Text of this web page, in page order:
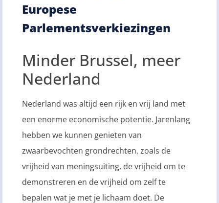
Europese
Parlementsverkiezingen
Minder Brussel, meer
Nederland
Nederland was altijd een rijk en vrij land met
een enorme economische potentie. Jarenlang
hebben we kunnen genieten van
zwaarbevochten grondrechten, zoals de
vrijheid van meningsuiting, de vrijheid om te
demonstreren en de vrijheid om zelf te
bepalen wat je met je lichaam doet. De